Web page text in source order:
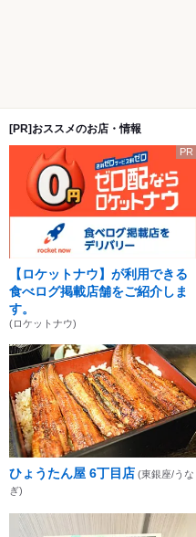
[PR]おススメのお店・情報
PR
【ロケットナウ】が利用できる
食べログ掲載店舗をご紹介しま
す。
(ロケットナウ)
ひょうたん屋 6丁目店 (東銀座/うな
ぎ)